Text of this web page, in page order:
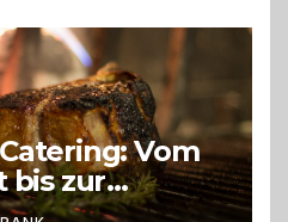
Vom
bis zur